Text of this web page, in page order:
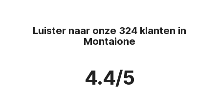
Luister naar onze 324 klanten in
Montaione
4.4/5